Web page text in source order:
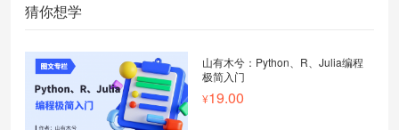
猜你想学
山有木兮：Python、R、Julia编程
极简入门
19.00